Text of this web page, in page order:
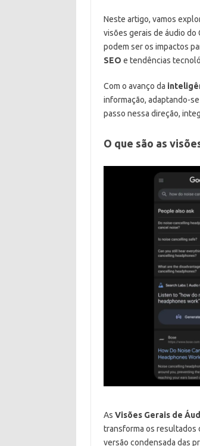
Neste artigo, vamos
visões gerais de áudio do
podem ser os impactos
SEO e tendências
Com o avanço da
informação, adaptando-
passo nessa direção,
O que são as
As Visões Gerais de
transforma os resultados
versão condensada das